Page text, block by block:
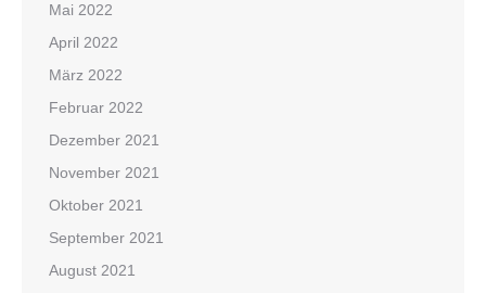
Mai 2022
April 2022
März 2022
Februar 2022
Dezember 2021
November 2021
Oktober 2021
September 2021
August 2021